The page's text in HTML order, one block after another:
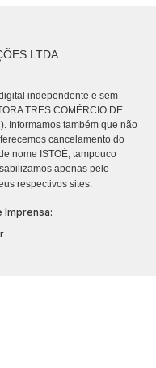
LTDA
independente e sem
TRES COMÉRCIO DE
Informamos também que não
cancelamento do
nome ISTOÉ, tampouco
apenas pelo
respectivos sites.
Imprensa: